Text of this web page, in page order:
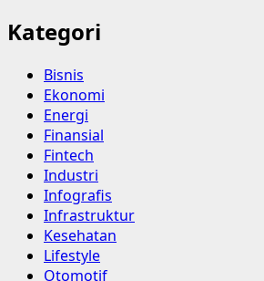
Kategori
Bisnis
Ekonomi
Energi
Finansial
Fintech
Industri
Infografis
Infrastruktur
Kesehatan
Lifestyle
Otomotif